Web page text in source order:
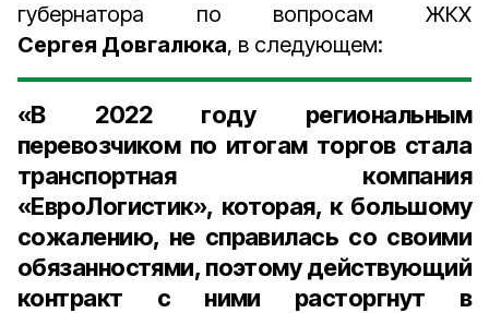
губернатора по вопросам ЖКХ
Сергея Довгалюка, в следующем:
«В 2022 году региональным
перевозчиком по итогам торгов стала
транспортная компания
«ЕвроЛогистик», которая, к большому
сожалению, не справилась со своими
обязанностями, поэтому действующий
контракт с ними расторгнут в